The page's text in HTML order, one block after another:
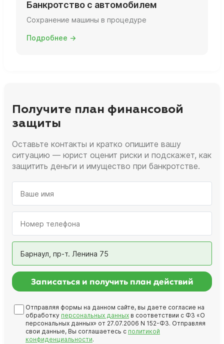
Банкротство с автомобилем
Сохранение машины в процедуре
Подробнее →
Получите план финансовой
защиты
Оставьте контакты и кратко опишите вашу
ситуацию — юрист оценит риски и подскажет, как
защитить деньги и имущество при банкротстве.
Барнаул, пр-т. Ленина 75
Записаться и получить план действий
Отправляя формы на данном сайте, вы даете согласие на
обработку персональных данных в соответствии с ФЗ «О
персональных данных» от 27.07.2006 N 152-ФЗ. Отправляя
свои данные, Вы соглашаетесь с политикой
конфиденциальности.